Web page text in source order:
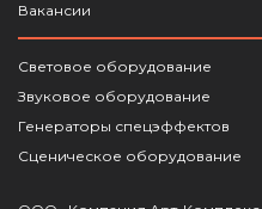
Вакансии
Световое оборудование
Звуковое оборудование
Генераторы спецэффектов
Сценическое оборудование